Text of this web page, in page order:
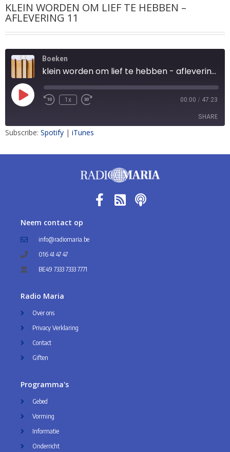
KLEIN WORDEN OM LIEF TE HEBBEN –
AFLEVERING 11
Boeken
klein worden om lief te hebben - aflevering 11
1x 00:00 / 47:23
SHARE
Subscribe: Spotify | iTunes
Neem contact op
info@radiomaria.be
016 41 47 47
BE49 7333 7333 7771
Radio Maria
Over ons
Privacy Verklaring
Contact
Giften
Programma's
Gebed
Vorming
Informatie
Onderricht